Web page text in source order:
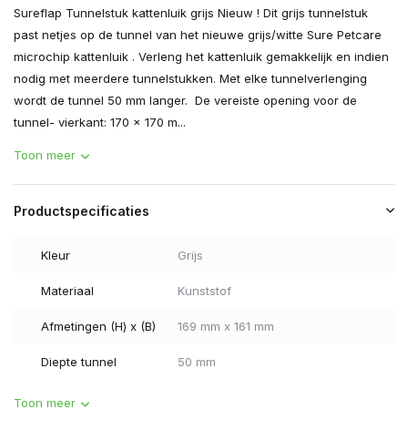
Sureflap Tunnelstuk kattenluik grijs Nieuw ! Dit grijs tunnelstuk
past netjes op de tunnel van het nieuwe grijs/witte Sure Petcare
microchip kattenluik . Verleng het kattenluik gemakkelijk en indien
nodig met meerdere tunnelstukken. Met elke tunnelverlenging
wordt de tunnel 50 mm langer. De vereiste opening voor de
tunnel- vierkant: 170 x 170 m...
Toon meer
Productspecificaties
Kleur Grijs
Materiaal Kunststof
Afmetingen (H) x (B) 169 mm x 161 mm
Diepte tunnel 50 mm
Toon meer